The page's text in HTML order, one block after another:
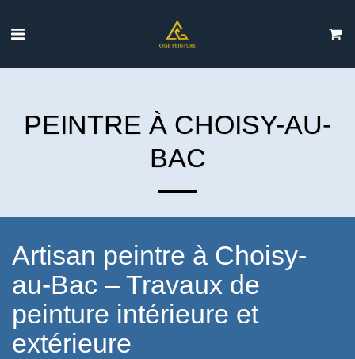
PEINTRE À CHOISY-AU-
BAC
Artisan peintre à Choisy-
au-Bac – Travaux de
peinture intérieure et
extérieure